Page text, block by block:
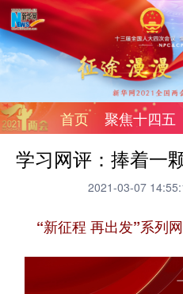
首页 聚焦十四五
学习网评：捧着一
2021-03-07
“新征程 再出发”系列网